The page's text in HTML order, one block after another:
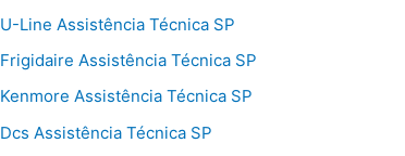
U-Line Assistência Técnica SP
Frigidaire Assistência Técnica SP
Kenmore Assistência Técnica SP
Dcs Assistência Técnica SP